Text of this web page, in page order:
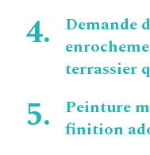
Demande
terrassier
Peinture
finition